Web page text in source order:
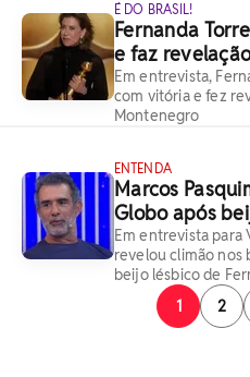
É DO BRASIL!
Fernanda
e faz
Em entrevista,
com vitória e fez
Montenegro
ENTENDA
Marcos
Globo após
Em entrevista para
revelou climão nos
beijo lésbico de
1
2